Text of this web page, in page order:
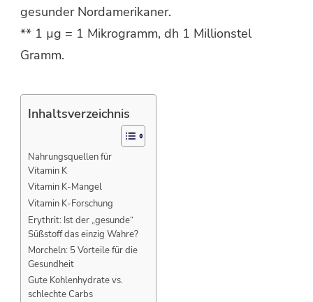
gesunder Nordamerikaner.
** 1 µg = 1 Mikrogramm, dh 1 Millionstel
Gramm.
Inhaltsverzeichnis
Nahrungsquellen für
Vitamin K
Vitamin K-Mangel
Vitamin K-Forschung
Erythrit: Ist der „gesunde“
Süßstoff das einzig Wahre?
Morcheln: 5 Vorteile für die
Gesundheit
Gute Kohlenhydrate vs.
schlechte Carbs